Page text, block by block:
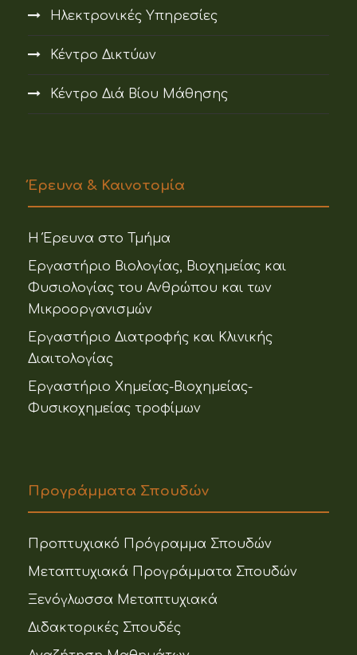
Ηλεκτρονικές Υπηρεσίες
Κέντρο Δικτύων
Κέντρο Διά Βίου Μάθησης
Έρευνα & Καινοτομία
Η Έρευνα στο Τμήμα
Εργαστήριο Βιολογίας, Βιοχημείας και
Φυσιολογίας του Ανθρώπου και των
Μικροοργανισμών
Εργαστήριο Διατροφής και Κλινικής
Διαιτολογίας
Εργαστήριο Χημείας-Βιοχημείας-
Φυσικοχημείας τροφίμων
Προγράμματα Σπουδών
Προπτυχιακό Πρόγραμμα Σπουδών
Μεταπτυχιακά Προγράμματα Σπουδών
Ξενόγλωσσα Μεταπτυχιακά
Διδακτορικές Σπουδές